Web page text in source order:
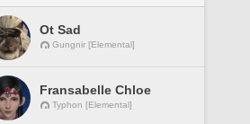
Ot Sad
Gungnir [Elemental]
Fransabelle Chloe
Typhon [Elemental]